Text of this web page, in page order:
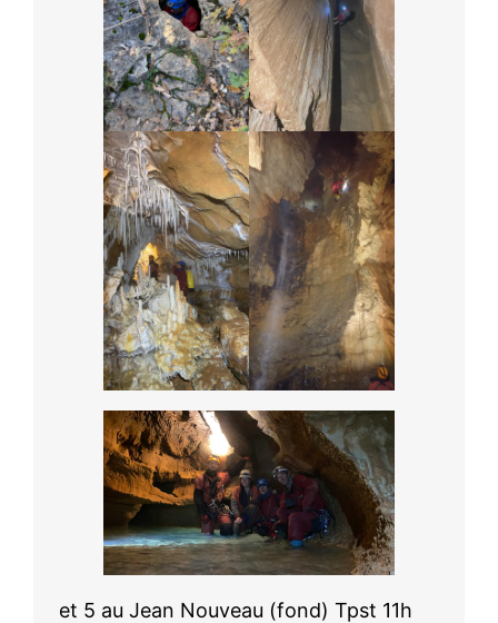
et 5 au Jean Nouveau (fond) Tpst 11h